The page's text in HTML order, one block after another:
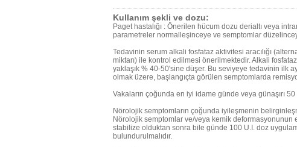
Kullanım şekli ve dozu:
Paget hastalığı : Önerilen hücum dozu derialtı veya
parametreler normalleşinceye ve semptomlar
Tedavinin serum alkali fosfataz aktivitesi aracılığı
miktarı) ile kontrol edilmesi önerilmektedir. Alkali
yaklaşık % 40-50'sine düşer. Bu seviyeye tedavinin ilk
olmak üzere, başlangıçta görülen semptomlarda
Vakaların çoğunda en iyi idame günde veya günaşırı
Nörolojik semptomların çoğunda iyileşmenin
Nörolojik semptomlar ve/veya kemik
stabilize olduktan sonra bile günde 100 U.I. doz
bulundurulmalıdır.